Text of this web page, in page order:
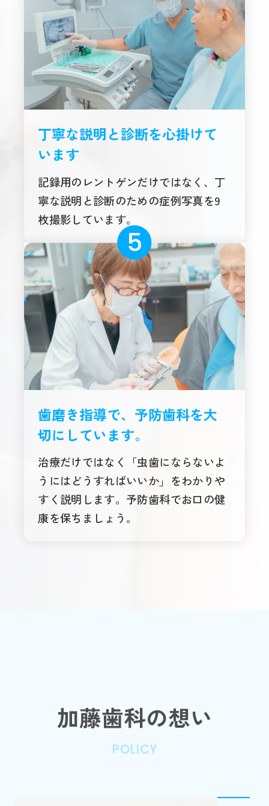
丁寧な説明と診断を心掛けて
います
記録用のレントゲンだけではなく、丁
寧な説明と診断のための症例写真を9
枚撮影しています。
歯磨き指導で、予防歯科を大
切にしています。
治療だけではなく「虫歯にならないよ
うにはどうすればいいか」をわかりや
すく説明します。予防歯科でお口の健
康を保ちましょう。
加藤歯科の想い
POLICY